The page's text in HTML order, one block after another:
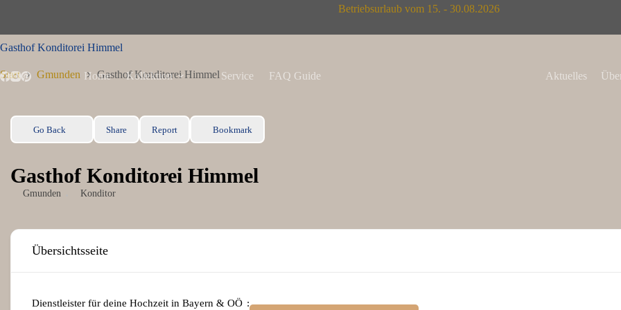
Betriebsurlaub vom 15. - 30.08.2026
Home Kollektion Service FAQ Guide Aktuelles
Gasthof Konditorei Himmel
Start Gmunden Gasthof Konditorei Himmel
Go Back Share Report Bookmark
Gasthof Konditorei Himmel
Gmunden Konditor
Übersichtsseite
Dienstleister für deine Hochzeit in Bayern & OÖ